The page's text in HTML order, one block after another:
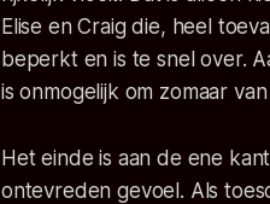
Elise en Craig die, heel
beperkt en is te snel over.
is onmogelijk om zomaar
Het einde is aan de ene
ontevreden gevoel. Als